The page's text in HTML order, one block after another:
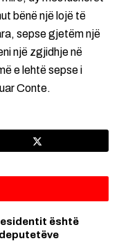
bënë një lojë të
sepse gjetëm një
një zgjidhje në
e lehtë sepse i
Conte.
është